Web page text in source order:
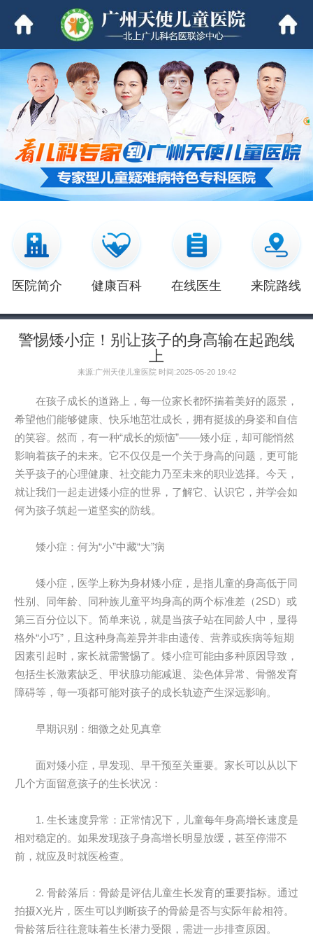
医院简介 健康百科 在线医生 来院路线
警惕矮小症！别让孩子的身高输在起跑线
上
来源:广州天使儿童医院 时间:2025-05-20 19:42
在孩子成长的道路上，每一位家长都怀揣着美好的愿景，
希望他们能够健康、快乐地茁壮成长，拥有挺拔的身姿和自信
的笑容。然而，有一种“成长的烦恼”——矮小症，却可能悄然
影响着孩子的未来。它不仅仅是一个关于身高的问题，更可能
关乎孩子的心理健康、社交能力乃至未来的职业选择。今天，
就让我们一起走进矮小症的世界，了解它、认识它，并学会如
何为孩子筑起一道坚实的防线。
矮小症：何为“小”中藏“大”病
矮小症，医学上称为身材矮小症，是指儿童的身高低于同
性别、同年龄、同种族儿童平均身高的两个标准差（2SD）或
第三百分位以下。简单来说，就是当孩子站在同龄人中，显得
格外“小巧”，且这种身高差异并非由遗传、营养或疾病等短期
因素引起时，家长就需警惕了。矮小症可能由多种原因导致，
包括生长激素缺乏、甲状腺功能减退、染色体异常、骨骼发育
障碍等，每一项都可能对孩子的成长轨迹产生深远影响。
早期识别：细微之处见真章
面对矮小症，早发现、早干预至关重要。家长可以从以下
几个方面留意孩子的生长状况：
1. 生长速度异常：正常情况下，儿童每年身高增长速度是
相对稳定的。如果发现孩子身高增长明显放缓，甚至停滞不
前，就应及时就医检查。
2. 骨龄落后：骨龄是评估儿童生长发育的重要指标。通过
拍摄X光片，医生可以判断孩子的骨龄是否与实际年龄相符。
骨龄落后往往意味着生长潜力受限，需进一步排查原因。